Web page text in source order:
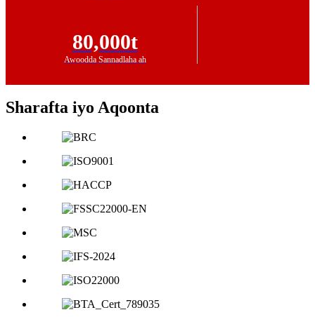
80,000t
Awoodda Sannadlaha ah
Sharafta iyo Aqoonta